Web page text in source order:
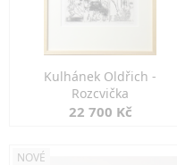
Kulhánek Oldřich -
Rozcvička
22 700 Kč
NOVÉ